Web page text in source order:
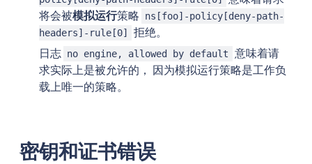
    fields {
      key: "source.namespace"
      value {
      }
    }
    fields {
      }
    }
将会被模拟运行策略
ns[foo]-policy[deny-path-
headers]-rule[0]
拒绝。
日志 no engine, allowed by default
意味着请
求实际上是被允许的， 因为模拟运行策略是工作负
载上唯一的策略。
密钥和证书错误